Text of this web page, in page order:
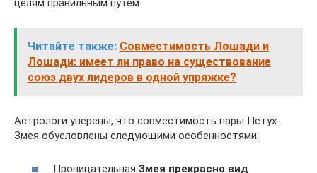
целям правильным путем
Читайте также: Совместимость Лошади и
Лошади: имеет ли право на существование
союз двух лидеров в одной упряжке?
Астрологи уверены, что совместимость пары Петух-
Змея обусловлены следующими особенностями:
Проницательная Змея прекрасно вид